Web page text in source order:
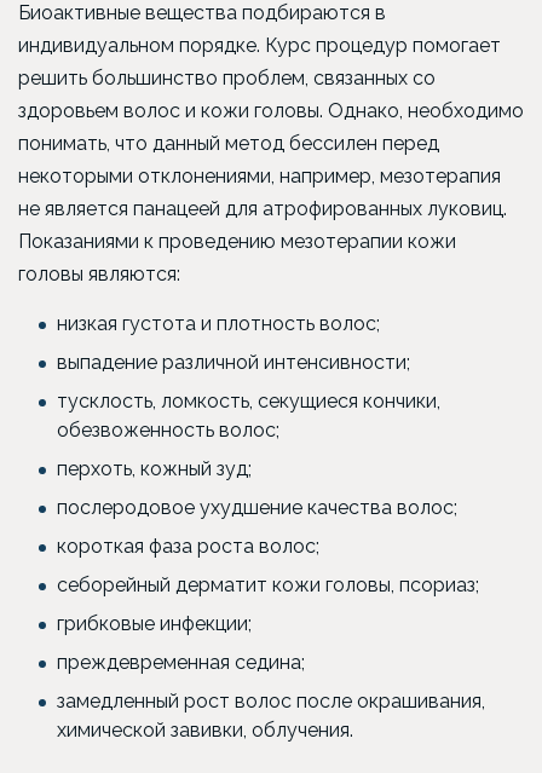
Биоактивные вещества подбираются в
индивидуальном порядке. Курс процедур помогает
решить большинство проблем, связанных со
здоровьем волос и кожи головы. Однако, необходимо
понимать, что данный метод бессилен перед
некоторыми отклонениями, например, мезотерапия
не является панацеей для атрофированных луковиц.
Показаниями к проведению мезотерапии кожи
головы являются:
низкая густота и плотность волос;
выпадение различной интенсивности;
тусклость, ломкость, секущиеся кончики,
обезвоженность волос;
перхоть, кожный зуд;
послеродовое ухудшение качества волос;
короткая фаза роста волос;
себорейный дерматит кожи головы, псориаз;
грибковые инфекции;
преждевременная седина;
замедленный рост волос после окрашивания,
химической завивки, облучения.